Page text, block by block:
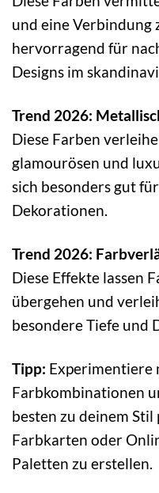
und eine Verbindung
hervorragend für
Designs im
Trend 2026:
Diese Farben
glamourösen und
sich besonders gut
Dekorationen.
Trend 2026:
Diese Effekte lassen
übergehen und
besondere Tiefe und
Tipp: Experimentiere
Farbkombinationen
besten zu deinem Stil
Farbkarten oder
Paletten zu erstellen.